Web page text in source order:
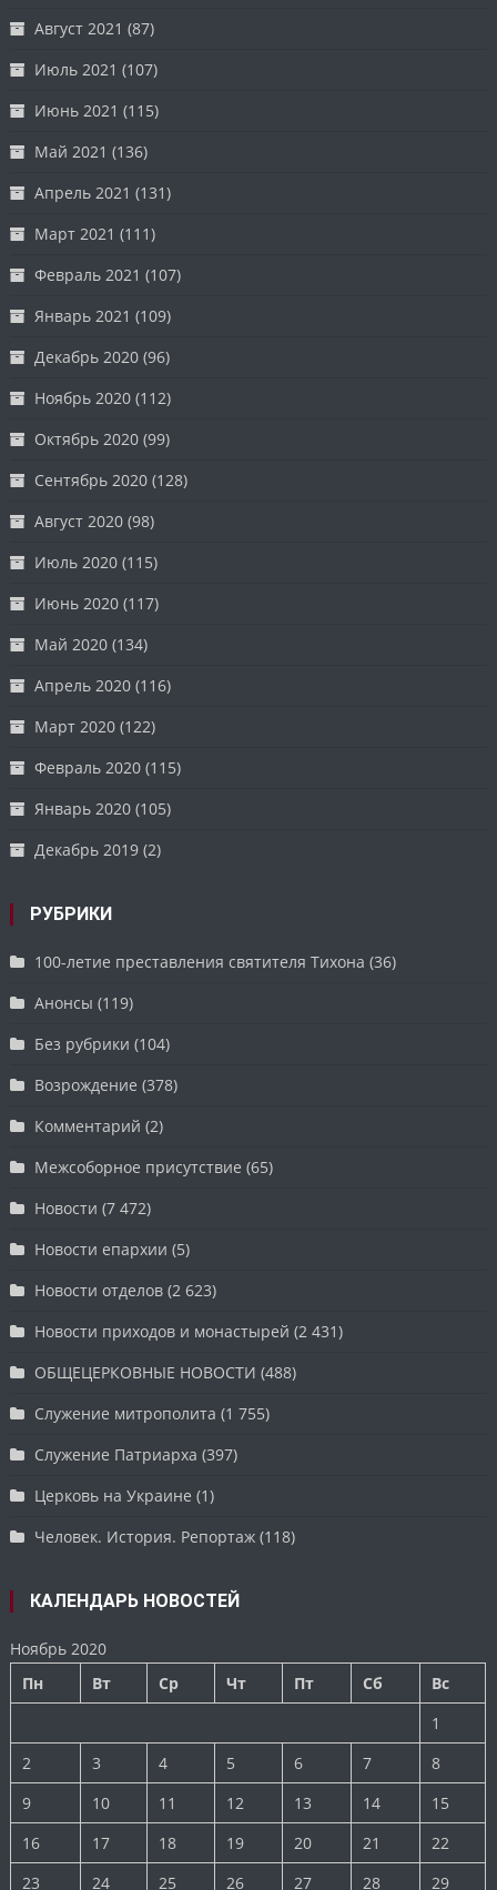
Август 2021 (87)
Июль 2021 (107)
Июнь 2021 (115)
Май 2021 (136)
Апрель 2021 (131)
Март 2021 (111)
Февраль 2021 (107)
Январь 2021 (109)
Декабрь 2020 (96)
Ноябрь 2020 (112)
Октябрь 2020 (99)
Сентябрь 2020 (128)
Август 2020 (98)
Июль 2020 (115)
Июнь 2020 (117)
Май 2020 (134)
Апрель 2020 (116)
Март 2020 (122)
Февраль 2020 (115)
Январь 2020 (105)
Декабрь 2019 (2)
РУБРИКИ
100-летие преставления святителя Тихона (36)
Анонсы (119)
Без рубрики (104)
Возрождение (378)
Комментарий (2)
Межсоборное присутствие (65)
Новости (7 472)
Новости епархии (5)
Новости отделов (2 623)
Новости приходов и монастырей (2 431)
ОБЩЕЦЕРКОВНЫЕ НОВОСТИ (488)
Служение митрополита (1 755)
Служение Патриарха (397)
Церковь на Украине (1)
Человек. История. Репортаж (118)
КАЛЕНДАРЬ НОВОСТЕЙ
Ноябрь 2020
Пн
Вт Ср Чт Пт Сб
Вс
1
2
3 4 5 6 7
8
9
10 11 12 13 14
15
16
17 18 19 20 21
22
23
24 25 26 27 28 29